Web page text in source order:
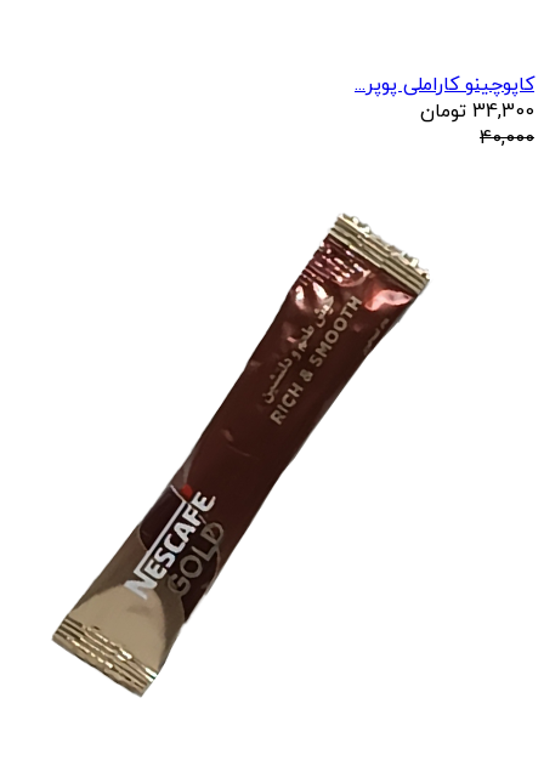
کاپوچینو کاراملی پوپر...
34,300 تومان
40,000